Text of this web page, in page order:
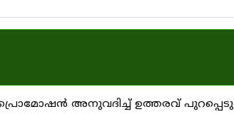
അനുവദിച്ച് ഉത്തരവ്